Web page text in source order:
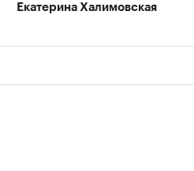
Екатерина Халимовская